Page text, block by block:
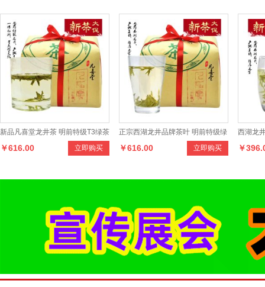
新品凡喜堂龙井茶 明前特级T3绿茶
250克纸包装茶叶 立即购买
￥616.00
正宗西湖龙井品牌茶叶 明前特级绿
茶 250克传统纸包新茶 立即购买
￥616.00
西湖龙
罐装新
￥